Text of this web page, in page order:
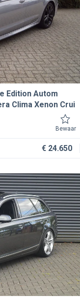
Edition Autom
Clima Xenon Crui
Bewaar
€ 24.650